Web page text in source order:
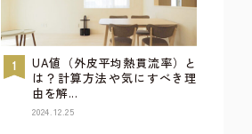
UA値（外皮平均熱貫流率）と
は？計算方法や気にすべき理
由を解...
2024.12.25